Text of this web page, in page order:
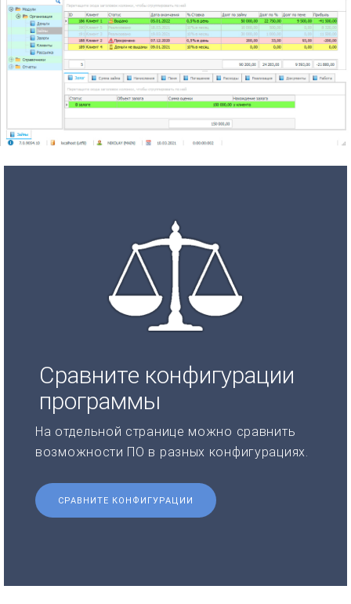
Сравните конфигурации
программы
На отдельной странице можно сравнить
возможности ПО в разных конфигурациях.
СРАВНИТЕ КОНФИГУРАЦИИ